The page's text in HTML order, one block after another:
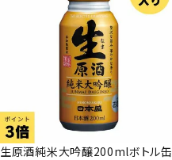
生原酒純米大吟醸200mlボトル缶